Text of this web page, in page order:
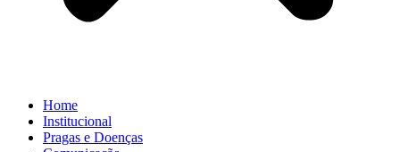
Home
Institucional
Pragas e Doenças